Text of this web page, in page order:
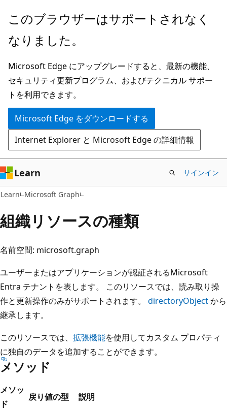
メ
ン
ン
テ
ン
ツ
に
ス
キ
ッ
プ
このブラウザーはサポートされなく
なりました。
Microsoft Edge にアップグレードすると、最新の機能、
セキュリティ更新プログラム、およびテクニカル サポー
トを利用できます。
Microsoft Edge をダウンロードする
Internet Explorer と Microsoft Edge の詳細情報
Learn サインイン
Learn Microsoft Graph
組織リソースの種類
名前空間: microsoft.graph
ユーザーまたはアプリケーションが認証されるMicrosoft
Entra テナントを表します。 このリソースでは、読み取り操
作と更新操作のみがサポートされます。 directoryObjectから
継承します。
このリソースでは、 拡張機能を使用してカスタム プロパティ
に独自のデータを追加することができます。
メソッド
メソッ
ド
戻り値の型 説明